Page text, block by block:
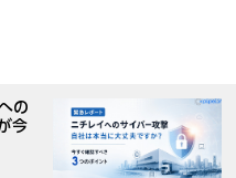
の
今